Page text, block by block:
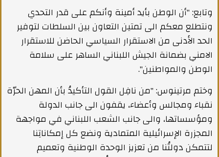
وتابع: "أن الوطن بأيد أمينة وأنكم على قدر التحدي
ونتطلع معكم الى تمتين التعاون بين السلطات لتوفير
الحد الأدنى من الاستقرار السياسي الحاضن للاستقرار
الامني بضمانة الجيش اللبناني الساهر على سلامة
الوطن والمواطنين".
وختم مرتينوس: "من نافِل القول التأكيدُ بأن المهن الحرّة
نقباء ومجالس وأعضاء، يقفون الى جانب الدولة
ومؤسساتها، والى جانب الشعب اللبناني في مواجهة
المجزرة الإسرائيلية المتمادية ونضع كل إمكاناتِنا
لتتمكن دولتُنا من تعزيز الوحدة الوطنية وتعميم